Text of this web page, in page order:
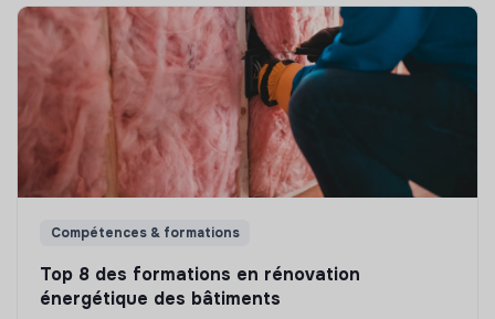
Compétences & formations
Top 8 des formations en rénovation
énergétique des bâtiments